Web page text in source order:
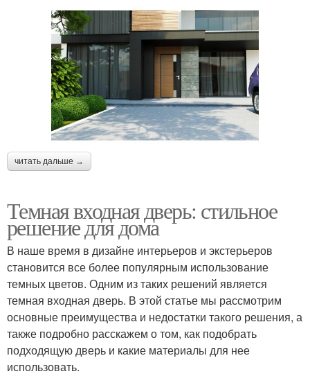
читать дальше →
Темная входная дверь: стильное
решение для дома
В наше время в дизайне интерьеров и экстерьеров
становится все более популярным использование
темных цветов. Одним из таких решений является
темная входная дверь. В этой статье мы рассмотрим
основные преимущества и недостатки такого решения, а
также подробно расскажем о том, как подобрать
подходящую дверь и какие материалы для нее
использовать.